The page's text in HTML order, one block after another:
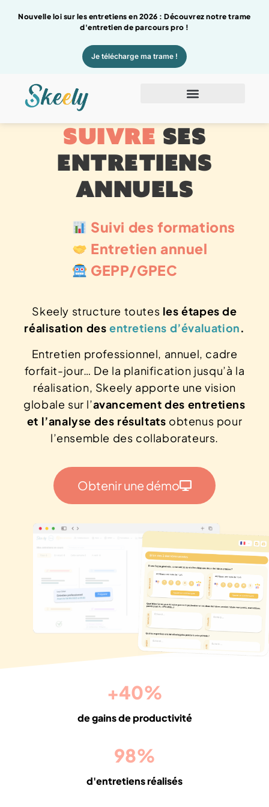
Nouvelle loi sur les entretiens en 2026 : Découvrez notre trame
d'entretien de parcours pro !
Je télécharge ma trame !
RÉALISER ET
SUIVRE SES
ENTRETIENS
ANNUELS
Suivi des formations
Entretien annuel
GEPP/GPEC
Skeely structure toutes les étapes de
réalisation desentretiens d’évaluation.
Entretien professionnel, annuel, cadre
forfait-jour… De la planification jusqu’à la
réalisation, Skeely apporte une vision
globale sur l’avancement des entretiens
et l’analyse des résultats obtenus pour
l’ensemble des collaborateurs.
Obtenir une démo
de gains de productivité
+40%
d'entretiens réalisés
98%